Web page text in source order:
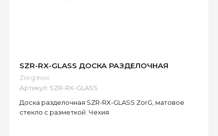
SZR-RX-GLASS ДОСКА РАЗДЕЛОЧНАЯ
Zorg Inox
Артикул: SZR-RX-GLASS
Доска разделочная SZR-RX-GLASS ZorG, матовое
стекло с разметкой. Чехия